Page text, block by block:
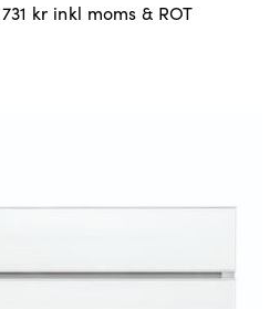
kr inkl moms & ROT